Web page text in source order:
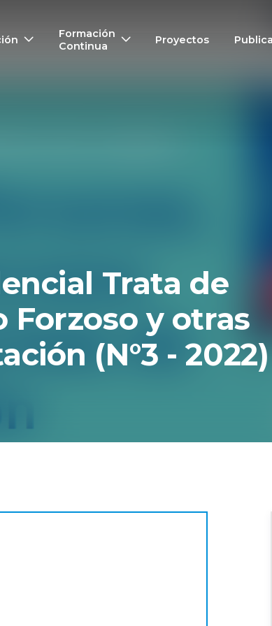
Formación
Continua
Proyectos
Trata de
Forzoso y otras
(N°3 - 2022)